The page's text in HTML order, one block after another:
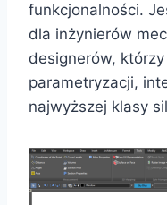
funkcjonalności.
dla inżynierów
designerów,
parametryzacji,
najwyższej klasy